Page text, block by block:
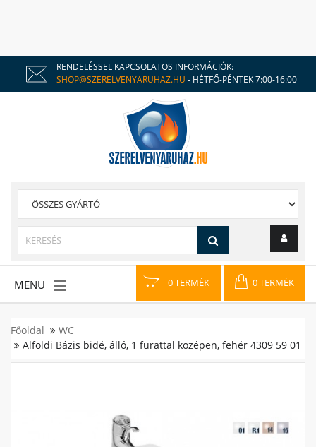
RENDELÉSSEL KAPCSOLATOS INFORMÁCIÓK:
SHOP@SZERELVENYARUHAZ.HU - HÉTFŐ-PÉNTEK 7:00-16:00
0 TERMÉK 0 TERMÉK
MENÜ
Főoldal
WC
Alföldi Bázis bidé, álló, 1 furattal középen, fehér 4309 59 01